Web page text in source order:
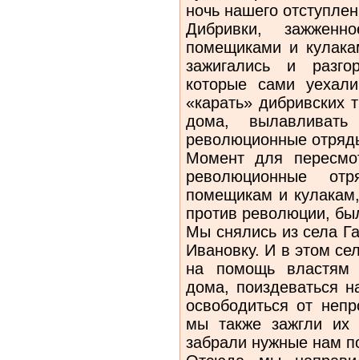
ночь нашего
Дибривки,
помещиками и
зажигались и
которые сами
«карать» дибривских
дома, вылавливать
революционные
Момент для
революционные
помещикам и
против революции,
Мы снялись из села
Ивановку. И в этом
на помощь властям
дома, поиздеваться
освободиться от
мы также зажгли их
забрали нужные нам